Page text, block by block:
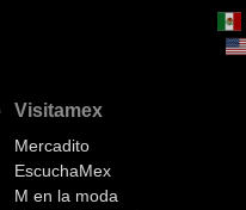
Visitamex
Mercadito
EscuchaMex
M en la moda